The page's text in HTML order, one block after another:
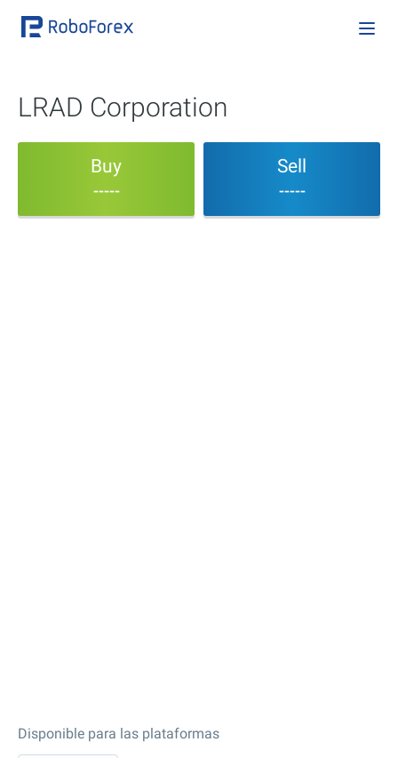
LRAD Corporation
Buy
-----
Sell
-----
Disponible para las plataformas